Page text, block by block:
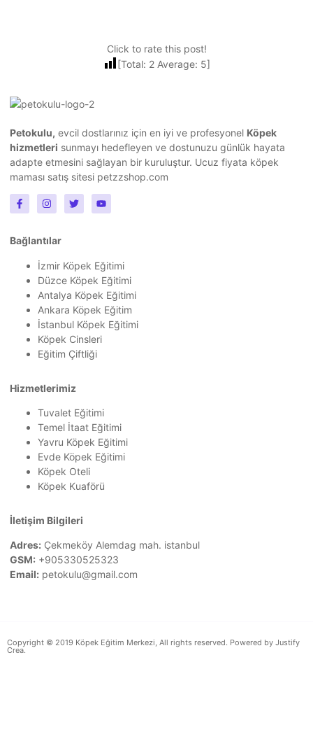
Click to rate this post!
[Total: 2Average: 5]
Petokulu, evcil dostlarınız için en iyi ve profesyonel Köpek
hizmetleri sunmayı hedefleyen ve dostunuzu günlük hayata
adapte etmesini sağlayan bir kuruluştur. Ucuz fiyata köpek
maması satış sitesi petzzshop.com
Bağlantılar
İzmir Köpek Eğitimi
Düzce Köpek Eğitimi
Antalya Köpek Eğitimi
Ankara Köpek Eğitim
İstanbul Köpek Eğitimi
Köpek Cinsleri
Eğitim Çiftliği
Hizmetlerimiz
Tuvalet Eğitimi
Temel İtaat Eğitimi
Yavru Köpek Eğitimi
Evde Köpek Eğitimi
Köpek Oteli
Köpek Kuaförü
İletişim Bilgileri
Adres: Çekmeköy Alemdag mah. istanbul
GSM: +905330525323
Email: petokulu@gmail.com
Copyright © 2019 Köpek Eğitim Merkezi, All rights reserved. Powered by Justify
Crea.